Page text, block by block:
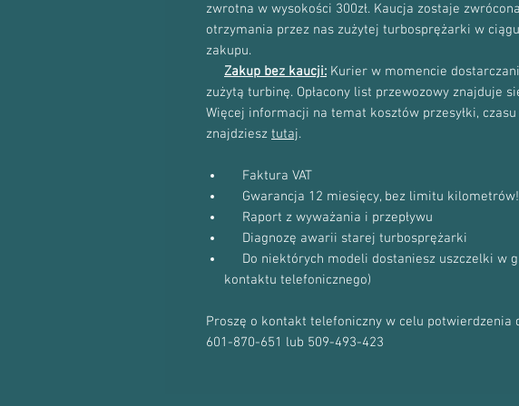
zwrotna w wysokości 300zł. Kaucja zostaje
otrzymania przez nas zużytej turbosprężarki w
zakupu.
Zakup bez kaucji: Kurier w momencie
zużytą turbinę. Opłacony list przewozowy znajduje
Więcej informacji na temat kosztów przesyłki,
znajdziesz tutaj.
Faktura VAT
Gwarancja 12 miesięcy, bez limitu kilometrów!
Raport z wyważania i przepływu
Diagnozę awarii starej turbosprężarki
Do niektórych modeli dostaniesz uszczelki w
kontaktu telefonicznego)
Proszę o kontakt telefoniczny w celu potwierdzenia
601-870-651 lub 509-493-423